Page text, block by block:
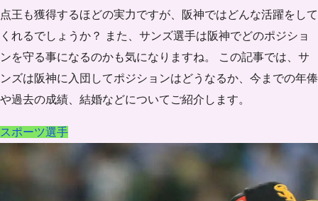
点王も獲得するほどの実力ですが、阪神ではどんな活躍をして
くれるでしょうか？ また、サンズ選手は阪神でどのポジショ
ンを守る事になるのかも気になりますね。 この記事では、サ
ンズは阪神に入団してポジションはどうなるか、今までの年俸
や過去の成績、結婚などについてご紹介します。
スポーツ選手